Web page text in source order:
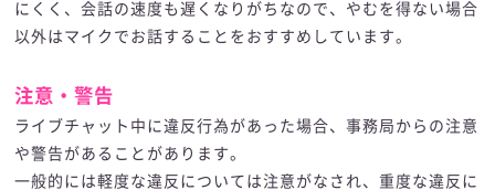
にくく、会話の速度も遅くなりがちなので、やむを得ない場合
以外はマイクでお話することをおすすめしています。
注意・警告
ライブチャット中に違反行為があった場合、事務局からの注意
や警告があることがあります。
一般的には軽度な違反については注意がなされ、重度な違反に